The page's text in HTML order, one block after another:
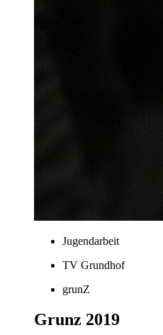
Jugendarbeit
TV Grundhof
grunZ
Grunz 2019